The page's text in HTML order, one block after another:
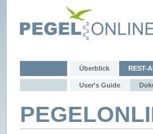
Überblick REST-
User's Guide